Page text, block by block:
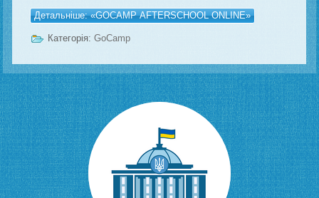
Детальніше: «GOCAMP AFTERSCHOOL ONLINE»
Категорія:GoCamp